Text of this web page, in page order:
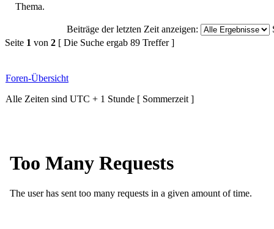
Beiträge der letzten Zeit anzeigen:
Seite 1 von 2 [ Die Suche ergab 89 Treffer ]
Foren-Übersicht
Alle Zeiten sind UTC + 1 Stunde [ Sommerzeit ]